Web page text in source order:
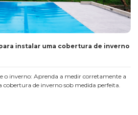
instalar uma cobertura de inverno
o inverno: Aprenda a medir corretamente a
de inverno sob medida perfeita.